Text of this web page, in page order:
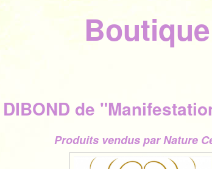
Boutique
de
Produits vendus par ​Nature